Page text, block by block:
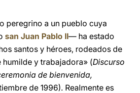
peregrino a un pueblo cuya
san Juan Pablo II— ha estado
santos y héroes, rodeados de
humilde y trabajadora» (Discurso
de bienvenida,
de 1996). Realmente es